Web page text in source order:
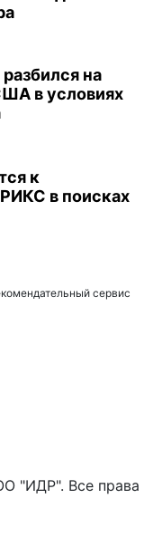
на
в условиях
к
в поисках
сервис
"ИДР". Все права